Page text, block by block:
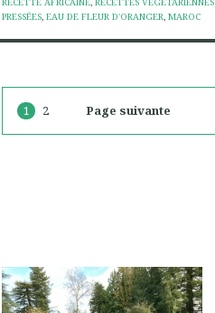
PRESSÉES EAU DE FLEUR D'ORANGER MAROC
1 2 Page suivante